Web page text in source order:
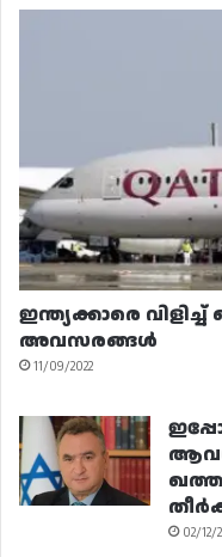
ഇന്ത്യക്കാരെ
അവസരങ്ങൾ
11/09/2022
02/12/